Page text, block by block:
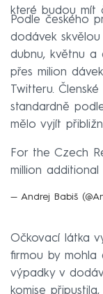
které budou mít
Podle českého
dodávek
dubnu, květnu a
přes milion
Twitteru.
standardně
mělo vyjít
For the Czech
million
— Andrej Babiš
Očkovací látka
firmou by mohla
výpadky v
komise